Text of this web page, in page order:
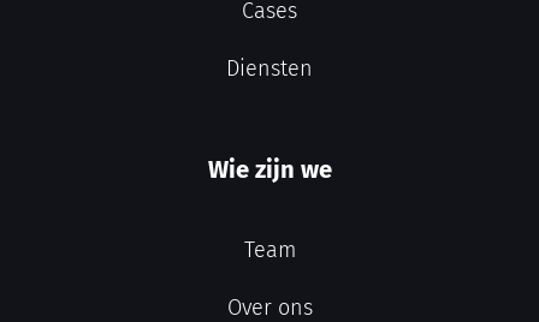
Cases
Diensten
Wie zijn we
Team
Over ons